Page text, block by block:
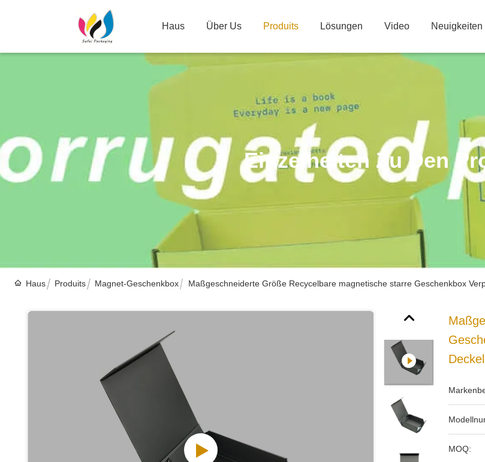
Haus Über Us Produits Lösungen Video Neuigkeiten
Einzelheiten Zu Den
Haus Produits Magnet-Geschenkbox Maßgeschneiderte Größe Recycelbare magnetische starre Geschenkbox
Deckel
MOQ: